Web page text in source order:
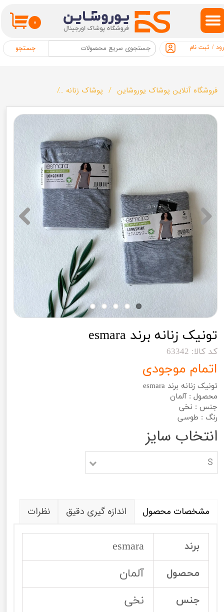
۰
جستجو / ثبت نام
حساب کاربری من
تغییر گذر واژه
خروج از حساب کاربری
فروشگاه آنلاین پوشاک یوروشاین پوشاک زنانه
تونیک زنانه برند esmara
کد کالا: 63342
اتمام موجودی
تونیک زنانه برند esmara
محصول : آلمان
جنس : نخی
رنگ : طوسی
انتخاب سایز
S
مشخصات محصول اندازه گیری دقیق نظرات
برند esmara
محصول آلمان
جنس نخی